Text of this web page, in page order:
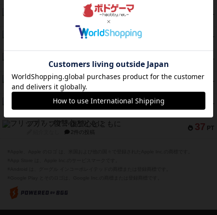
PT
クランク! ：冒険者たち（拡張）
PT
PT
紹介文あり 2件の投稿
39 PT
海兵隊
紹介文あり 1件の投稿
PT
スーパーストア3000
紹介文なし 1件の投稿
37 PT
フリップ７：復讐心とともに
2件の投稿